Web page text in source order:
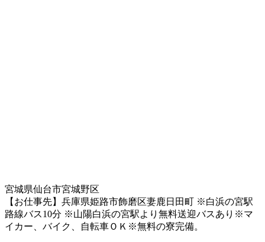
宮城県仙台市宮城野区
【お仕事先】兵庫県姫路市飾磨区妻鹿日田町 ※白浜の宮駅
路線バス10分 ※山陽白浜の宮駅より無料送迎バスあり※マ
イカー、バイク、自転車ＯＫ※無料の寮完備。